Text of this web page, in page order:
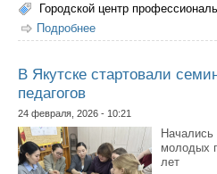
Городской центр
Подробнее
прошел
В Якутске стартовали
педагогов
24 февраля, 2026 - 10:21
молодых
лет